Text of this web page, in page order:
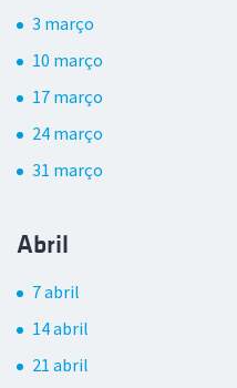
3 março
10 março
17 março
24 março
31 março
Abril
7 abril
14 abril
21 abril